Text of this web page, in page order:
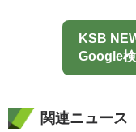
KSB
Google
関連ニュース